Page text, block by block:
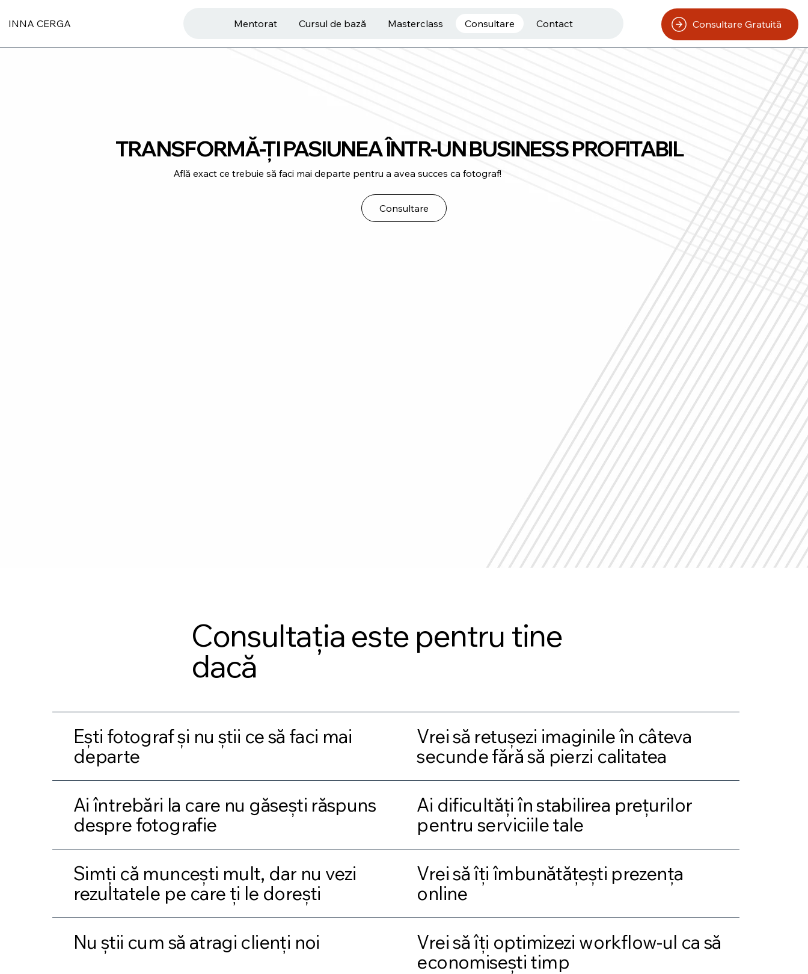
INNA CERGA Mentorat Cursul de bază Masterclass Consultare Contact Consultare Gratuită
TRANSFORMĂ-ȚI PASIUNEA ÎNTR-UN BUSINESS PROFITABIL
Află exact ce trebuie să faci mai departe pentru a avea succes ca fotograf!
Consultare
Consultația este pentru tine
dacă
Ești fotograf și nu știi ce să faci mai
departe
Vrei să retușezi imaginile în câteva
secunde fără să pierzi calitatea
Ai întrebări la care nu găsești răspuns
despre fotografie
Ai dificultăți în stabilirea prețurilor
pentru serviciile tale
Simți că muncești mult, dar nu vezi
rezultatele pe care ți le dorești
Vrei să îți îmbunătățești prezența
online
Nu știi cum să atragi clienți noi
Vrei să îți optimizezi workflow-ul ca să
economisești timp